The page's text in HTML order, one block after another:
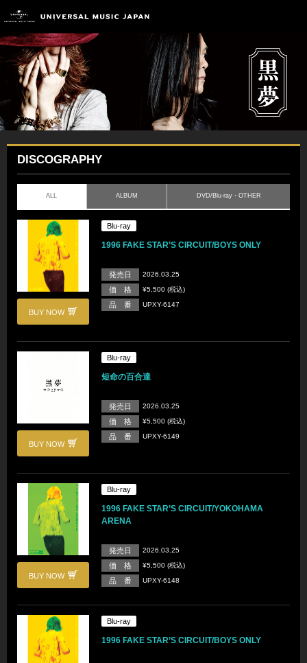
DISCOGRAPHY
ALL ALBUM DVD/Blu-ray・OTHER
BUY NOW
Blu-ray
1996 FAKE STAR’S CIRCUIT/BOYS ONLY
発売日 2026.03.25
価 格 ¥5,500 (税込)
品 番 UPXY-6147
BUY NOW
Blu-ray
短命の百合達
発売日 2026.03.25
価 格 ¥5,500 (税込)
品 番 UPXY-6149
BUY NOW
Blu-ray
1996 FAKE STAR’S CIRCUIT/YOKOHAMA
ARENA
発売日 2026.03.25
価 格 ¥5,500 (税込)
品 番 UPXY-6148
Blu-ray
1996 FAKE STAR’S CIRCUIT/BOYS ONLY